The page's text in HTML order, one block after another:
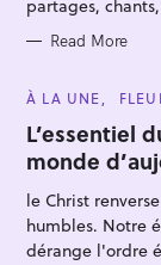
partages,
Read More
C
T
E
G
O
R
I
E
S
À LA UNE
L’essentiel
monde
le Christ
humbles. Notre
dérange l'ordre
S
a
c
h